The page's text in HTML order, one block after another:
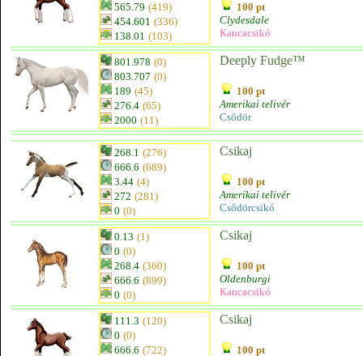
565.79 (419)
454.601 (336)
138.01 (103)
100 pt
Clydesdale
Kancacsikó
801.978 (0)
803.707 (0)
189 (45)
276.4 (65)
2000 (11)
Deeply Fudge™
100 pt
Amerikai telivér
Csődör
268.1 (276)
666.6 (689)
3.44 (4)
272 (281)
0 (0)
Csikaj
100 pt
Amerikai telivér
Csődörcsikó
0.13 (1)
0 (0)
268.4 (360)
666.6 (899)
0 (0)
Csikaj
100 pt
Oldenburgi
Kancacsikó
111.3 (120)
0 (0)
666.6 (722)
Csikaj
100 pt